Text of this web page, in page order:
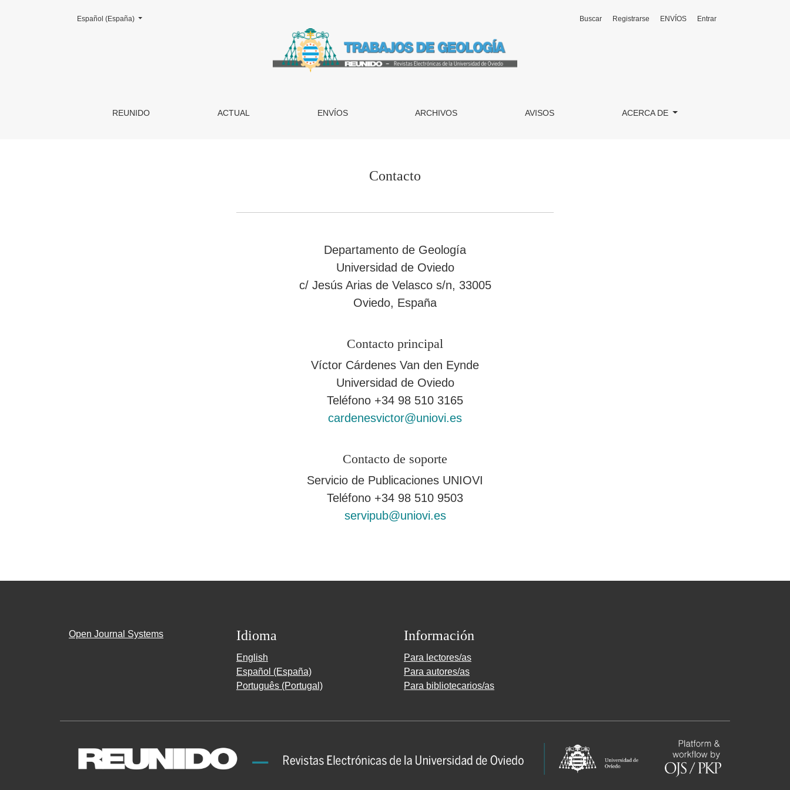
Contacto
REUNIDO ACTUAL ENVÍOS ARCHIVOS AVISOS ACERCA DE
Buscar Registrarse ENVÍOS Entrar
Cambiar el idioma. El actual es:
Español (España)
Contacto
Departamento de Geología
Universidad de Oviedo
c/ Jesús Arias de Velasco s/n, 33005
Oviedo, España
Contacto principal
Víctor Cárdenes Van den Eynde
Universidad de Oviedo
Teléfono +34 98 510 3165
cardenesvictor@uniovi.es
Contacto de soporte
Servicio de Publicaciones UNIOVI
Teléfono +34 98 510 9503
servipub@uniovi.es
Open Journal Systems Idioma
English
Español (España)
Português (Portugal)
Información
Para lectores/as
Para autores/as
Para bibliotecarios/as